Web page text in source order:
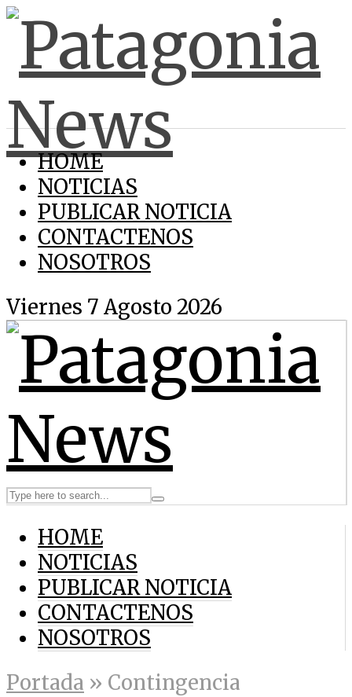
HOME
NOTICIAS
PUBLICAR NOTICIA
CONTACTENOS
NOSOTROS
Viernes 7 Agosto 2026
HOME
NOTICIAS
PUBLICAR NOTICIA
CONTACTENOS
NOSOTROS
Portada » Contingencia